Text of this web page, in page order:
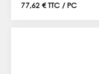
77,62 € TTC / PC